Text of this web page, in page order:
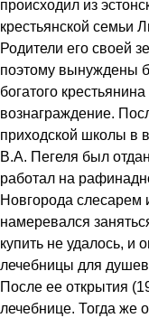
происходил из
крестьянской семьи
Родители его своей
поэтому вынуждены
богатого
вознаграждение.
приходской школы в
В.А. Пегеля был
работал на
Новгорода слесарем
намеревался
купить не удалось, и
лечебницы для
После ее открытия
лечебнице. Тогда же